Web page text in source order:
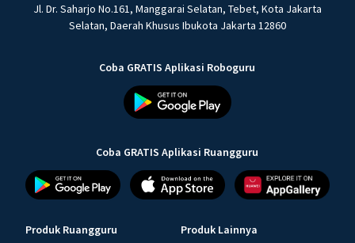
Jl. Dr. Saharjo No.161, Manggarai Selatan, Tebet, Kota Jakarta
Selatan, Daerah Khusus Ibukota Jakarta 12860
Coba GRATIS Aplikasi Roboguru
Coba GRATIS Aplikasi Ruangguru
Produk Ruangguru Produk Lainnya